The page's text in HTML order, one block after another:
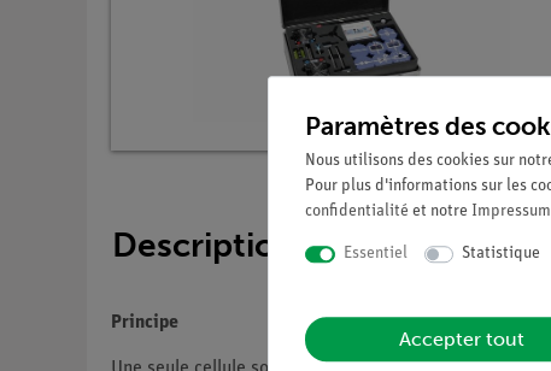
Description
Principe
Paramètres des
Nous utilisons des cookies sur
Pour plus d'informations sur les
confidentialité et notre Impressum
Essentiel Statistique
Accepter tout